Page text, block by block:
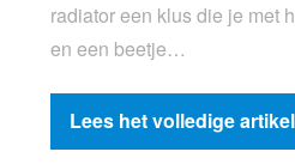
radiator een klus die je met
en een beetje…
Lees het volledige artikel